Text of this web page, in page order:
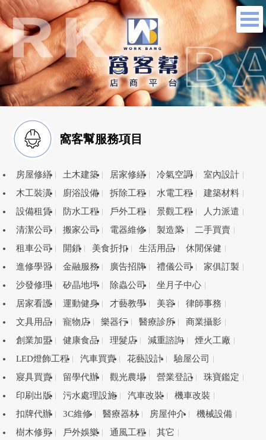
窩客幫服務項目
房屋修繕 土木建築 居家修繕 冷氣空調
室內設計
木工裝潢
廚浴設備 拆除工程 水電工程
建築材料
設備租賃
防水工程 戶外工程 景觀工程
人力派遣
清潔公司
搬家公司 電器維修 製造業
二手買賣
租車公司
開鎖 美食折扣 生活用品
休閒保健
進修學習
金融服務 廣告招牌 禮儀公司
家俱訂製
沙發修理
矽晶地坪 除蟲公司
坐月子中心
居家看護
運動健身 才藝教學 美容
律師事務
文具用品
寵物店 樂器行 醫療診所
商業攝影
創業加盟
健康食品 理髮店 減重諮詢
煙火工廠
LED燈飾工程
汽車買賣 花藝設計
驗屋公司
寢具買賣
留學代辦 觀光農場 營業登記
珠寶鑑定
印刷出版
污水處理設施 汽車改裝
機車改裝
扣牌代辦
3C維修 醫療器材 房屋仲介
機械設備
樹木修剪
戶外娛樂 通風工程 其它